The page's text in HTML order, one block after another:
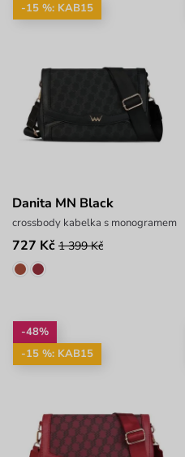
-15 %: KAB15
Danita MN Black
crossbody kabelka s monogramem
727 Kč 1 399 Kč
-48%
-15 %: KAB15